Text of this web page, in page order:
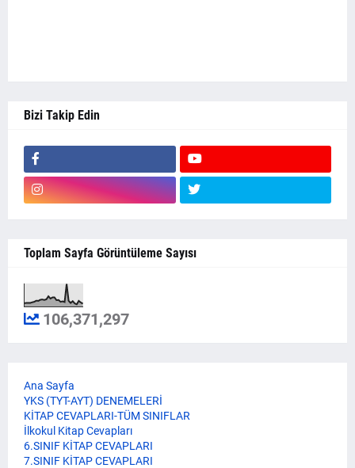
Bizi Takip Edin
Toplam Sayfa Görüntüleme Sayısı
106,371,297
Ana Sayfa
YKS (TYT-AYT) DENEMELERİ
KİTAP CEVAPLARI-TÜM SINIFLAR
İlkokul Kitap Cevapları
6.SINIF KİTAP CEVAPLARI
7.SINIF KİTAP CEVAPLARI